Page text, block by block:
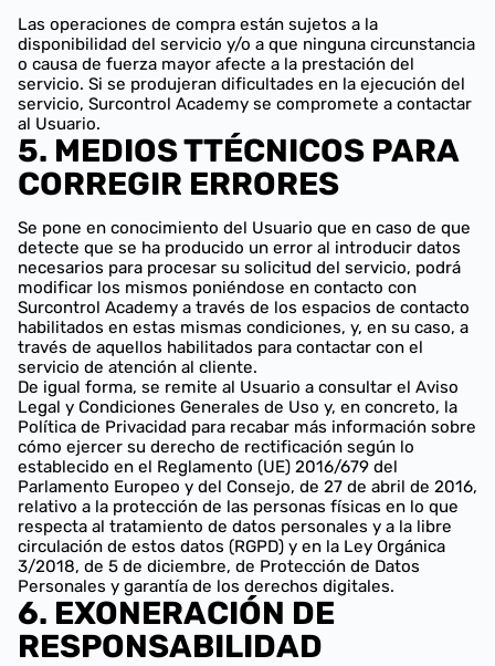
Las operaciones de compra están sujetos a la
disponibilidad del servicio y/o a que ninguna circunstancia
o causa de fuerza mayor afecte a la prestación del
servicio. Si se produjeran dificultades en la ejecución del
servicio, Surcontrol Academy se compromete a contactar
al Usuario.
5. MEDIOS TTÉCNICOS PARA
CORREGIR ERRORES
Se pone en conocimiento del Usuario que en caso de que
detecte que se ha producido un error al introducir datos
necesarios para procesar su solicitud del servicio, podrá
modificar los mismos poniéndose en contacto con
Surcontrol Academy a través de los espacios de contacto
habilitados en estas mismas condiciones, y, en su caso, a
través de aquellos habilitados para contactar con el
servicio de atención al cliente.
De igual forma, se remite al Usuario a consultar el Aviso
Legal y Condiciones Generales de Uso y, en concreto, la
Política de Privacidad para recabar más información sobre
cómo ejercer su derecho de rectificación según lo
establecido en el Reglamento (UE) 2016/679 del
Parlamento Europeo y del Consejo, de 27 de abril de 2016,
relativo a la protección de las personas físicas en lo que
respecta al tratamiento de datos personales y a la libre
circulación de estos datos (RGPD) y en la Ley Orgánica
3/2018, de 5 de diciembre, de Protección de Datos
Personales y garantía de los derechos digitales.
6. EXONERACIÓN DE
RESPONSABILIDAD